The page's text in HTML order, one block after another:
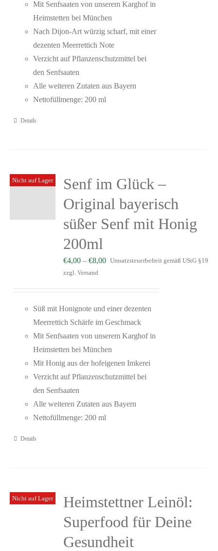
Mit Senfsaaten von unserem Karghof in
Heimstetten bei München
Nach Dijon-Art würzig scharf, mit einer
dezenten Meerrettich Note
Verzicht auf Pflanzenschutzmittel bei
den Senfsaaten
Alle weiteren Zutaten aus Bayern
Nettofüllmenge: 200 ml
Details
Nicht auf Lager
Senf im Glück –
Original bayerisch
süßer Senf mit Honig
200ml
€4,00 –€8,00 Umsatzsteuerbefreit gemäß UStG §19
zzgl.Versand
Süß mit Honignote und einer dezenten
Meerrettich Schärfe im Geschmack
Mit Senfsaaten von unserem Karghof in
Heimstetten bei München
Mit Honig aus der hofeigenen Imkerei
Verzicht auf Pflanzenschutzmittel bei
den Senfsaaten
Alle weiteren Zutaten aus Bayern
Nettofüllmenge: 200 ml
Details
Nicht auf Lager
Heimstettner Leinöl:
Superfood für Deine
Gesundheit